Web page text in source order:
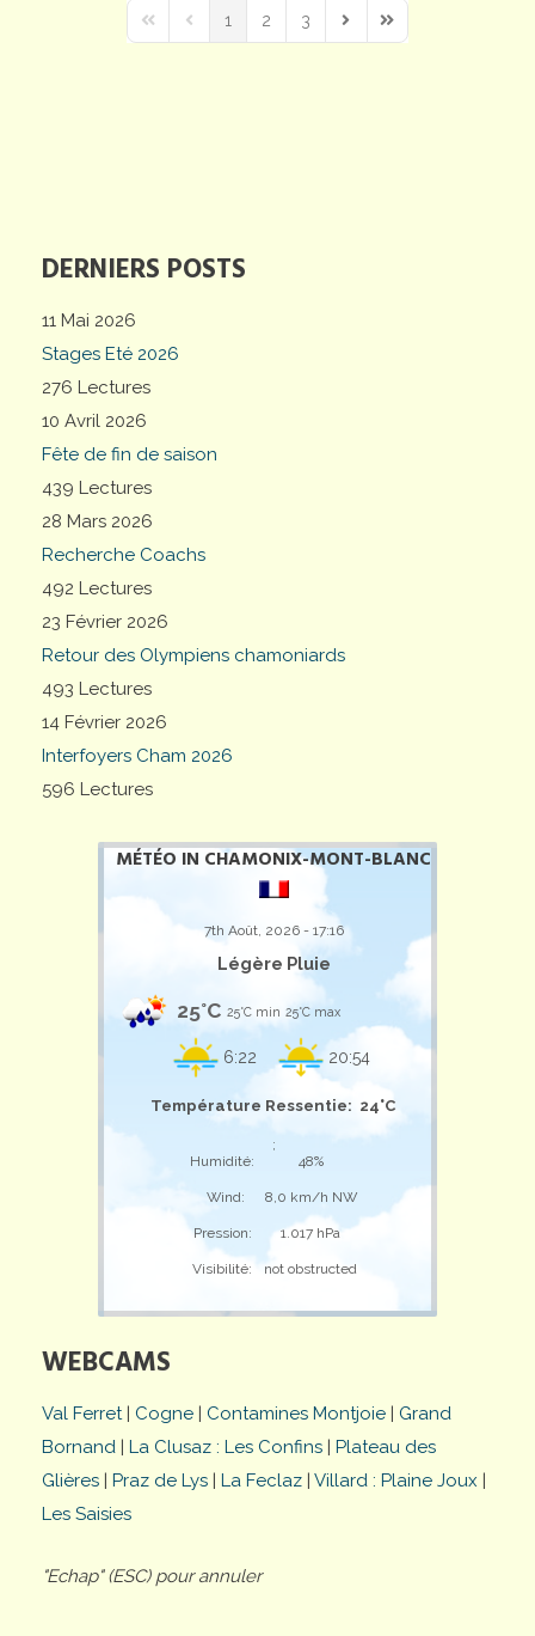
DERNIERS POSTS
11 Mai 2026
Stages Eté 2026
276 Lectures
10 Avril 2026
Fête de fin de saison
439 Lectures
28 Mars 2026
Recherche Coachs
492 Lectures
23 Février 2026
Retour des Olympiens chamoniards
493 Lectures
14 Février 2026
Interfoyers Cham 2026
596 Lectures
MÉTÉO IN CHAMONIX-MONT-BLANC
7th Août, 2026 - 17:16
Légère Pluie
25°C 25°C min 25°C max
6:22 20:54
Température Ressentie: 24°C
;
Humidité:
48%
Wind: 8,0 km/h NW
Pression: 1.017 hPa
Visibilité: not obstructed
WEBCAMS
Val Ferret| Cogne | Contamines Montjoie | Grand
Bornand | La Clusaz : Les Confins | Plateau des
Glières | Praz de Lys | La Feclaz | Villard : Plaine Joux |
Les Saisies
"Echap" (ESC) pour annuler
First PagePrevious Page
1 2 3
Next PageLast Page